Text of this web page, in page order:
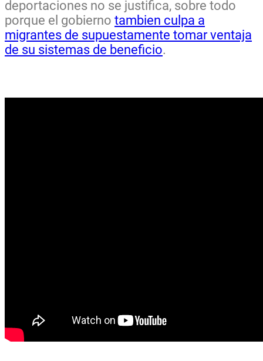
deportaciones no se justifica, sobre todo
porque el gobierno tambien culpa a
migrantes de supuestamente tomar ventaja
de su sistemas de beneficio.